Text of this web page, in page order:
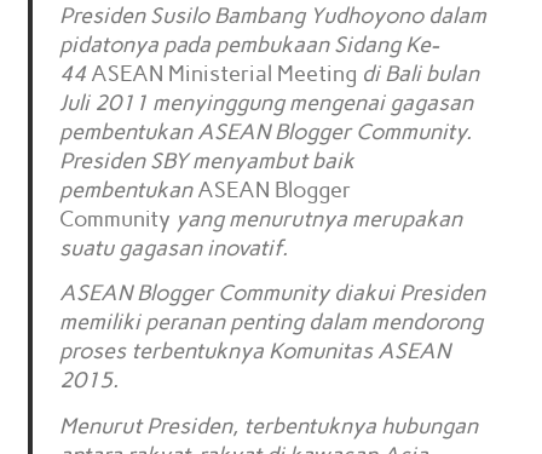
Presiden Susilo Bambang Yudhoyono dalam
pidatonya pada pembukaan Sidang Ke-
44ASEAN Ministerial Meeting di Bali bulan
Juli 2011 menyinggung mengenai gagasan
pembentukan ASEAN Blogger Community.
Presiden SBY menyambut baik
pembentukanASEAN Blogger
Community yang menurutnya merupakan
suatu gagasan inovatif.
ASEAN Blogger Community diakui Presiden
memiliki peranan penting dalam mendorong
proses terbentuknya Komunitas ASEAN
2015.
Menurut Presiden, terbentuknya hubungan